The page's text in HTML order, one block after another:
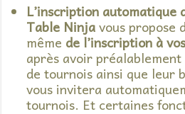
L’inscription automatique
Table Ninjavous propose
même de l’inscription à
après avoir
de tournois ainsi que leur
vous invitera
tournois. Et certaines